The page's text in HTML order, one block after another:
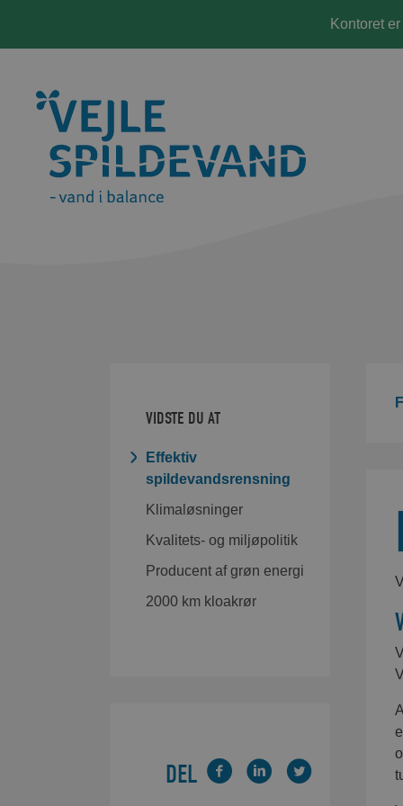
Kontoret
VIDSTE DU AT
Effektiv
spildevandsrensning
Klimaløsninger
Kvalitets- og miljøpolitik
Producent af grøn energi
2000 km kloakrør
DEL